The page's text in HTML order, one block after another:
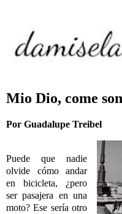
Mio Dio, come
Por Guadalupe Treibel
Puede que nadie
olvide cómo andar
en bicicleta, ¿pero
ser pasajera en una
moto? Ese sería otro